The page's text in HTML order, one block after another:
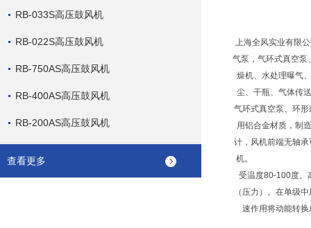
RB-033S高压鼓风机
RB-022S高压鼓风机
RB-750AS高压鼓风机
RB-400AS高压鼓风机
RB-200AS高压鼓风机
查看更多
上海全风实业有限
气泵，气环式真空泵
燥机、水处理曝气
尘、干瓶、气体传
气环式真空泵、环
用铝合金材质，制
计，风机前端无轴
机。 机壳是铝合
受温度80-100度。
（压力）。在单级
速作用将动能转